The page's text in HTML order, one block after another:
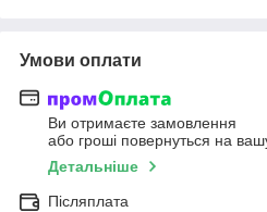
Умови оплати
Ви отримаєте замовлення
або гроші повернуться на
Детальніше
Післяплата